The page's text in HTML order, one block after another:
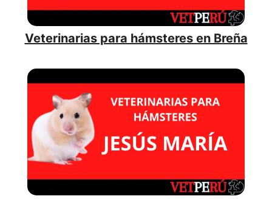
Veterinarias para hámsteres en Breña